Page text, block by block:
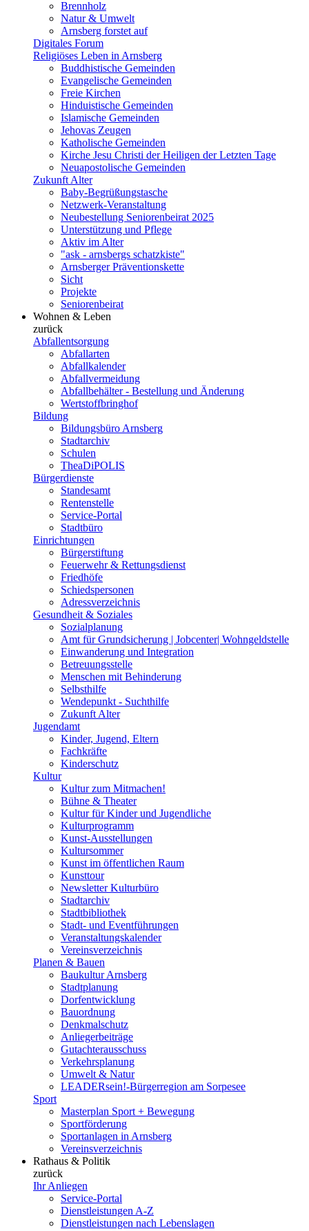
Brennholz
Natur & Umwelt
Arnsberg forstet auf
Digitales Forum
Religiöses Leben in Arnsberg
Buddhistische Gemeinden
Evangelische Gemeinden
Freie Kirchen
Hinduistische Gemeinden
Islamische Gemeinden
Jehovas Zeugen
Katholische Gemeinden
Kirche Jesu Christi der Heiligen der Letzten Tage
Neuapostolische Gemeinden
Zukunft Alter
Baby-Begrüßungstasche
Netzwerk-Veranstaltung
Neubestellung Seniorenbeirat 2025
Unterstützung und Pflege
Aktiv im Alter
"ask - arnsbergs schatzkiste"
Arnsberger Präventionskette
Sicht
Projekte
Seniorenbeirat
Wohnen & Leben
zurück
Abfallentsorgung
Abfallarten
Abfallkalender
Abfallvermeidung
Abfallbehälter - Bestellung und Änderung
Wertstoffbringhof
Bildung
Bildungsbüro Arnsberg
Stadtarchiv
Schulen
TheaDiPOLIS
Bürgerdienste
Standesamt
Rentenstelle
Service-Portal
Stadtbüro
Einrichtungen
Bürgerstiftung
Feuerwehr & Rettungsdienst
Friedhöfe
Schiedspersonen
Adressverzeichnis
Gesundheit & Soziales
Sozialplanung
Amt für Grundsicherung | Jobcenter| Wohngeldstelle
Einwanderung und Integration
Betreuungsstelle
Menschen mit Behinderung
Selbsthilfe
Wendepunkt - Suchthilfe
Zukunft Alter
Jugendamt
Kinder, Jugend, Eltern
Fachkräfte
Kinderschutz
Kultur
Kultur zum Mitmachen!
Bühne & Theater
Kultur für Kinder und Jugendliche
Kulturprogramm
Kunst-Ausstellungen
Kultursommer
Kunst im öffentlichen Raum
Kunsttour
Newsletter Kulturbüro
Stadtarchiv
Stadtbibliothek
Stadt- und Eventführungen
Veranstaltungskalender
Vereinsverzeichnis
Planen & Bauen
Baukultur Arnsberg
Stadtplanung
Dorfentwicklung
Bauordnung
Denkmalschutz
Anliegerbeiträge
Gutachterausschuss
Verkehrsplanung
Umwelt & Natur
LEADERsein!-Bürgerregion am Sorpesee
Sport
Masterplan Sport + Bewegung
Sportförderung
Sportanlagen in Arnsberg
Vereinsverzeichnis
Rathaus & Politik
zurück
Ihr Anliegen
Service-Portal
Dienstleistungen A-Z
Dienstleistungen nach Lebenslagen